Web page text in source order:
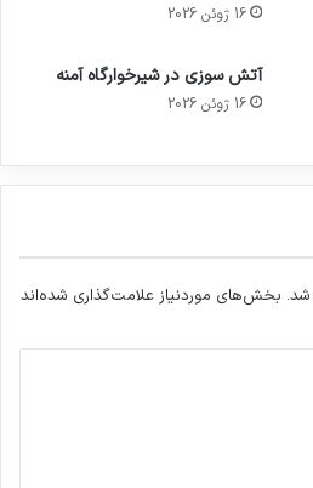
16 ژوئن 2026
آتش سوزی در شیرخوارگاه آمنه
16 ژوئن 2026
شد. بخش‌های موردنیاز علامت‌گذاری شده‌اند